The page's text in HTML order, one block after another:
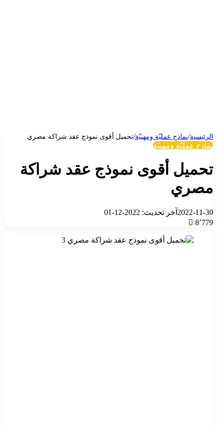
الرئيسية/نماذج عمليّة ومهنيّة/تحميل أقوى نموذج عقد شراكة مصري
نماذج عمليّة ومهنيّة
تحميل أقوى نموذج عقد شراكة
مصري
2022-11-30 آخر تحديث: 2022-12-01
8٬779